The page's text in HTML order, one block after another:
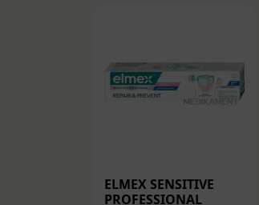
ELMEX SENSITIVE
PROFESSIONAL